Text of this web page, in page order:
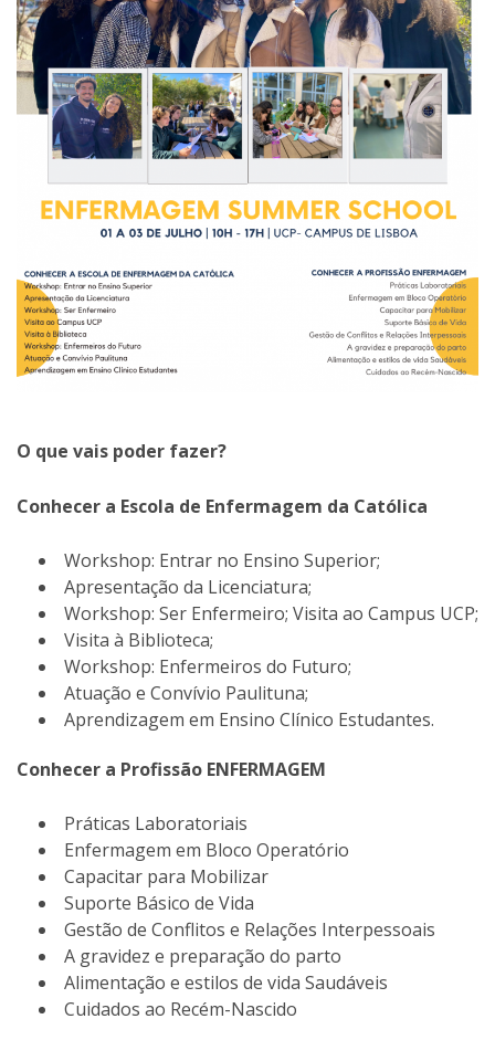
O que vais poder fazer?
Conhecer a Escola de Enfermagem da Católica
Workshop: Entrar no Ensino Superior;
Apresentação da Licenciatura;
Workshop: Ser Enfermeiro; Visita ao Campus UCP;
Visita à Biblioteca;
Workshop: Enfermeiros do Futuro;
Atuação e Convívio Paulituna;
Aprendizagem em Ensino Clínico Estudantes.
Conhecer a Profissão ENFERMAGEM
Práticas Laboratoriais
Enfermagem em Bloco Operatório
Capacitar para Mobilizar
Suporte Básico de Vida
Gestão de Conflitos e Relações Interpessoais
A gravidez e preparação do parto
Alimentação e estilos de vida Saudáveis
Cuidados ao Recém-Nascido